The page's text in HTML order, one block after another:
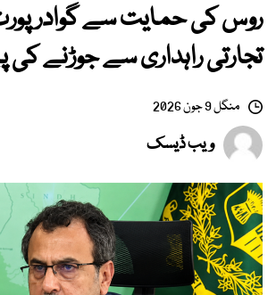
روس کی حمایت سے گوادر
تجارتی راہداری سے جوڑنے
منگل 9 جون 2026
ویب ڈیسک